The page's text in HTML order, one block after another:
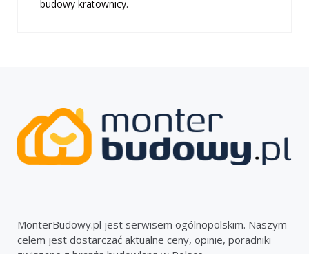
budowy kratownicy.
MonterBudowy.pl jest serwisem ogólnopolskim. Naszym
celem jest dostarczać aktualne ceny, opinie, poradniki